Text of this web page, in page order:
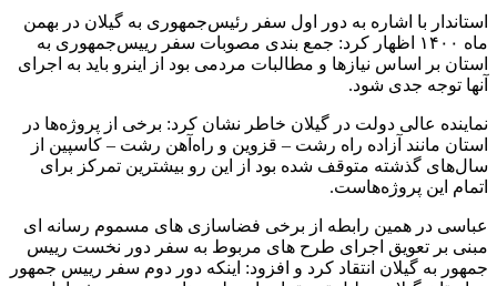
استاندار با اشاره به دور اول سفر رئیس‌جمهوری به گیلان در بهمن
ماه ۱۴۰۰ اظهار کرد: جمع بندی مصوبات سفر رییس‌جمهوری به
استان بر اساس نیازها و مطالبات مردمی بود از اینرو باید به اجرای
آنها توجه جدی شود.
نماینده عالی دولت در گیلان خاطر نشان کرد: برخی از پروژه‌ها در
استان مانند آزاده راه رشت – قزوین و راه‌آهن رشت – کاسپین از
سال‌های گذشته متوقف شده بود از این رو بیشترین تمرکز برای
اتمام این پروژه‌هاست.
عباسی در همین رابطه از برخی فضاسازی های مسموم رسانه ای
مبنی بر تعویق اجرای طرح های مربوط به سفر دور نخست رییس
جمهور به گیلان انتقاد کرد و افزود: اینکه دور دوم سفر رییس جمهور